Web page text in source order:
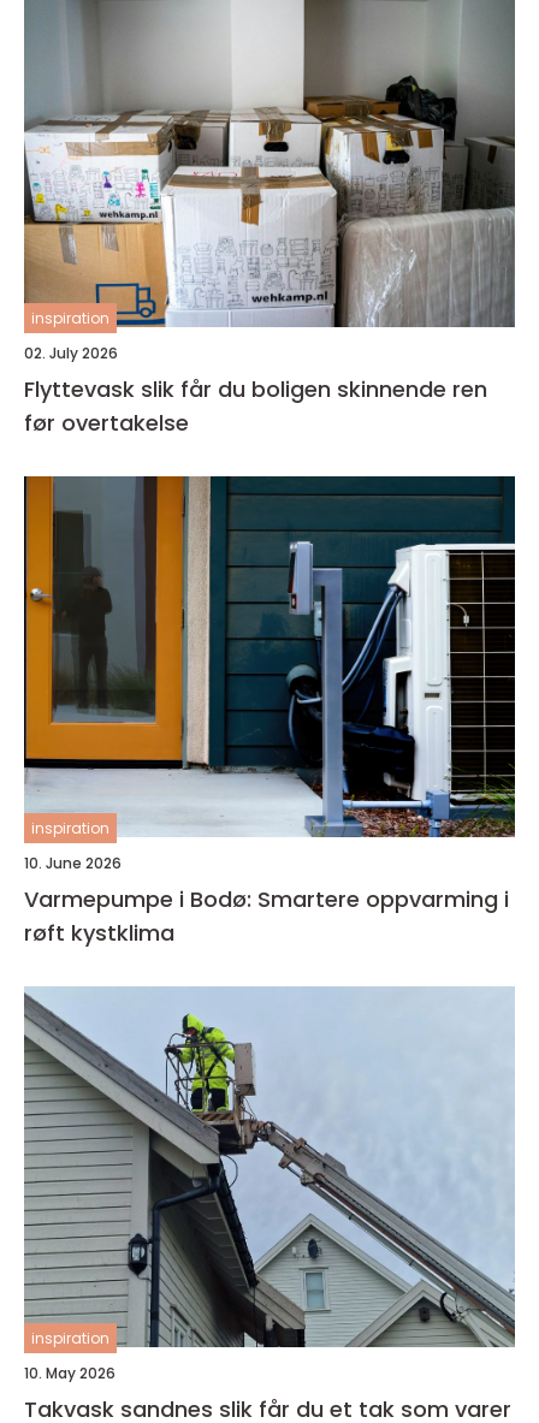
inspiration
02. July 2026
Flyttevask slik får du boligen skinnende ren
før overtakelse
inspiration
10. June 2026
Varmepumpe i Bodø: Smartere oppvarming i
røft kystklima
inspiration
10. May 2026
Takvask sandnes slik får du et tak som varer